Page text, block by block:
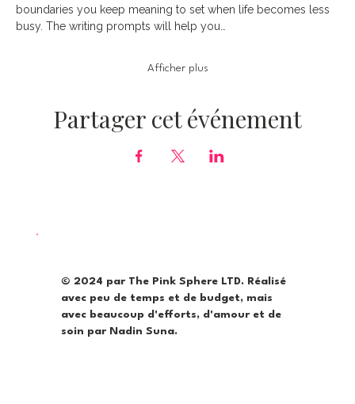
boundaries you keep meaning to set when life becomes less
busy. The writing prompts will help you…
Afficher plus
Partager cet événement
© 2024 par The Pink Sphere LTD. Réalisé
avec peu de temps et de budget, mais
avec beaucoup d'efforts, d'amour et de
soin par Nadin Suna.